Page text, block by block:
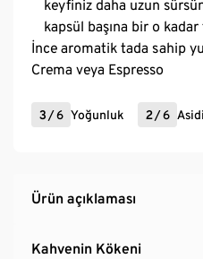
keyfiniz daha uzun
kapsül başına bir o
İnce aromatik tada sahip
Crema veya Espresso
3/6 Yoğunluk 2/6
Ürün açıklaması
Kahvenin Kökeni